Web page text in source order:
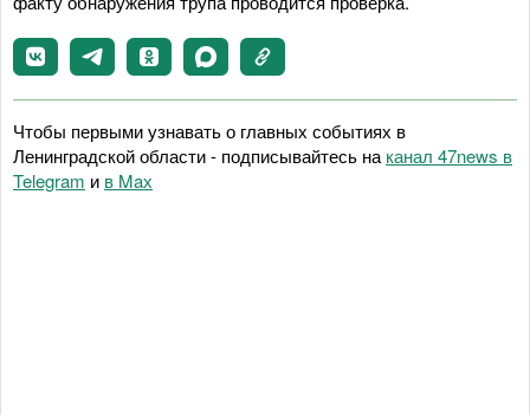
Чтобы первыми узнавать о главных событиях в
Ленинградской области - подписывайтесь на канал 47news в
Telegram и в Maх